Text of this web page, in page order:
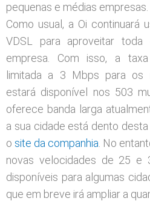
pequenas e médias empresas.
Como usual, a Oi continuará
VDSL para aproveitar toda
empresa. Com isso, a
limitada a 3 Mbps para os
estará disponível nos 503
oferece banda larga
a sua cidade está dento
o site da companhia . No
novas velocidades de 25 e
disponíveis para algumas
que em breve irá ampliar a